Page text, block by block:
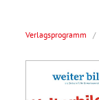
Verlagsprogramm /